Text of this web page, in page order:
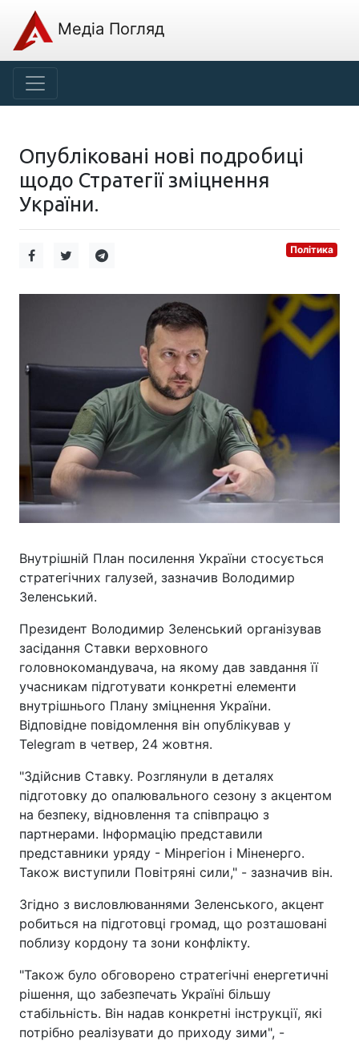
Медіа Погляд
Опубліковані нові подробиці
щодо Стратегії зміцнення
України.
Політика
Внутрішній План посилення України стосується
стратегічних галузей, зазначив Володимир
Зеленський.
Президент Володимир Зеленський організував
засідання Ставки верховного
головнокомандувача, на якому дав завдання її
учасникам підготувати конкретні елементи
внутрішнього Плану зміцнення України.
Відповідне повідомлення він опублікував у
Telegram в четвер, 24 жовтня.
"Здійснив Ставку. Розглянули в деталях
підготовку до опалювального сезону з акцентом
на безпеку, відновлення та співпрацю з
партнерами. Інформацію представили
представники уряду - Мінрегіон і Міненерго.
Також виступили Повітряні сили," - зазначив він.
Згідно з висловлюваннями Зеленського, акцент
робиться на підготовці громад, що розташовані
поблизу кордону та зони конфлікту.
"Також було обговорено стратегічні енергетичні
рішення, що забезпечать Україні більшу
стабільність. Він надав конкретні інструкції, які
потрібно реалізувати до приходу зими", -